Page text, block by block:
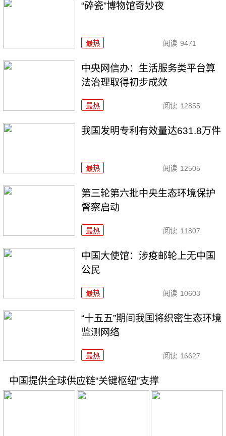
“碎瓷”博物馆奇妙夜
最热 阅读 9471
中央网信办：生活服务类平台算
法治理取得初步成效
最热 阅读 12855
我国发明专利有效量达631.8万件
最热 阅读 12505
第三轮第六批中央生态环境保护
督察启动
最热 阅读 11807
中国大使馆：涉疫邮轮上无中国
公民
最热 阅读 10603
“十五五”期间我国将织密生态环境
监测网络
最热 阅读 16627
中国提供全球供应链“关键枢纽”支撑